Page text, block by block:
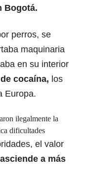
Bogotá.
perros, se
maquinaria
en su interior
cocaína, los
Europa.
ilegalmente la
dificultades
el valor
asciende a más